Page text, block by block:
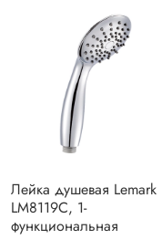
Лейка душевая Lemark
LM8119C, 1-
функциональная